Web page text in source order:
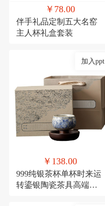
￥78.00
伴手礼品定制五大名窑
主人杯礼盒套装
加入ppt
￥138.00
999纯银茶杯单杯时来运
转鎏银陶瓷茶具高端主